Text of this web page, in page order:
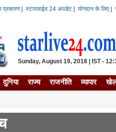
प्रसारण| स्टारलाईव 24 अपडेट योगदान के लिए|
Sunday, August 19, 2018 | IST -
दुनिया राज्य राजनीति व्यापार